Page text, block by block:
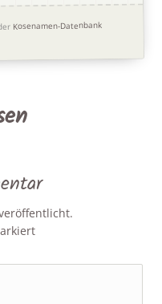
Kosenamen-Datenbank